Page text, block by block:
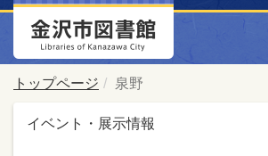
トップページ 泉野
イベント・展示情報